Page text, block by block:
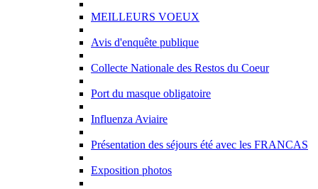
MEILLEURS VOEUX
Avis d'enquête publique
Collecte Nationale des Restos du Coeur
Port du masque obligatoire
Influenza Aviaire
Présentation des séjours été avec les FRANCAS
Exposition photos